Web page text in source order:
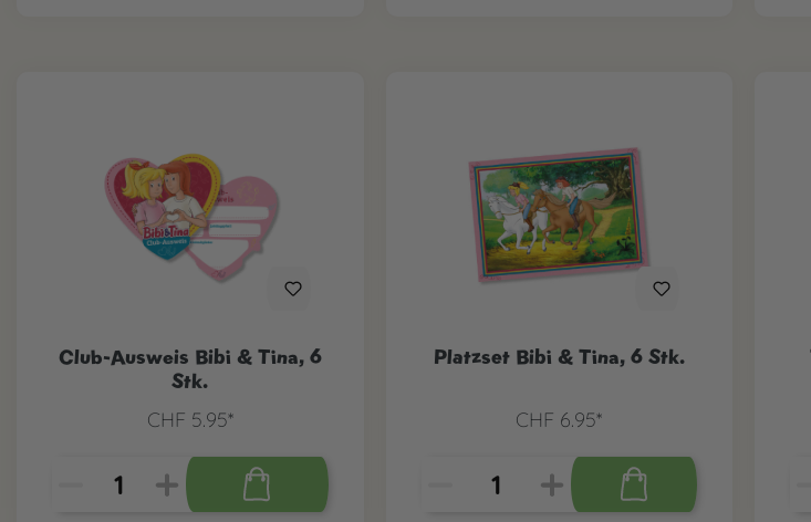
Club-Ausweis Bibi & Tina, 6
Stk.
CHF 5.95*
Platzset Bibi & Tina, 6 Stk.
CHF 6.95*